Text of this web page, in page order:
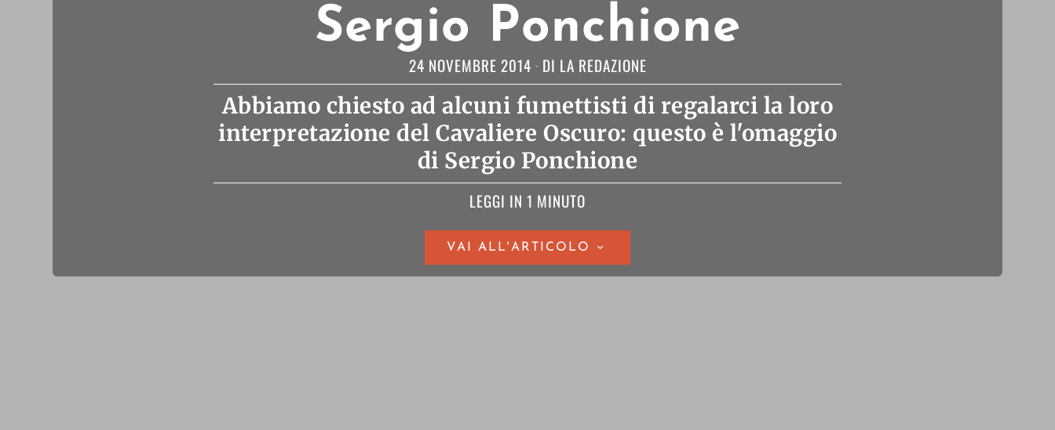
Sergio Ponchione
24 NOVEMBRE 2014 DI LA REDAZIONE
Abbiamo chiesto ad alcuni fumettisti di regalarci la loro
interpretazione del Cavaliere Oscuro: questo è l'omaggio
di Sergio Ponchione
LEGGI IN 1 MINUTO
VAI ALL'ARTICOLO